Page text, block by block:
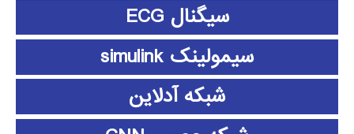
سیگنال ECG
سیمولینک simulink
شبکه آدلاین